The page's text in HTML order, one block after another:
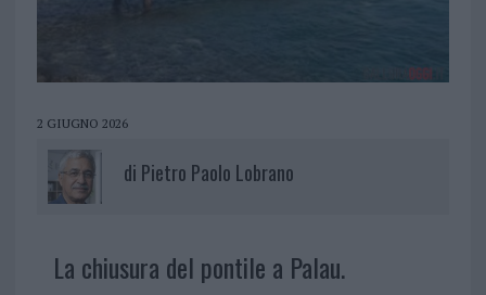
2 GIUGNO 2026
di Pietro Paolo Lobrano
La chiusura del pontile a Palau.